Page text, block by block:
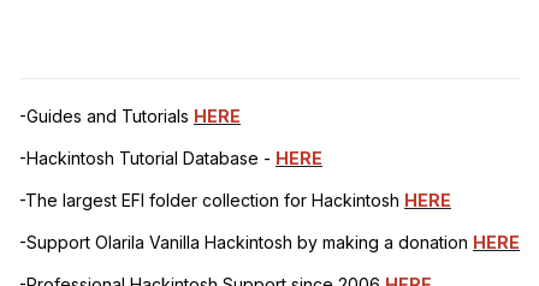
-Guides and Tutorials HERE
-Hackintosh Tutorial Database - HERE
-The largest EFI folder collection for Hackintosh HERE
-Support Olarila Vanilla Hackintosh by making a donation HERE